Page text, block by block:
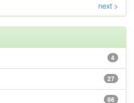
next >
4
27
86